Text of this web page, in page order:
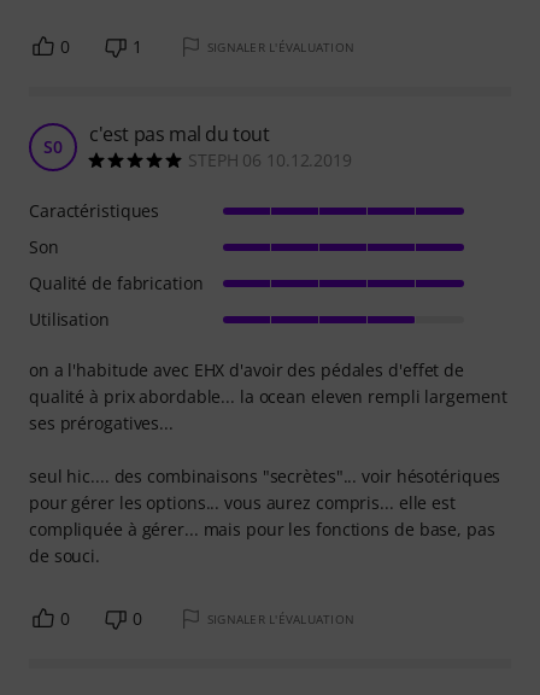
0 1 SIGNALER L'ÉVALUATION
S0 c'est pas mal du tout
STEPH 06 10.12.2019
on a l'habitude avec EHX d'avoir des pédales d'effet de
qualité à prix abordable... la ocean eleven rempli largement
ses prérogatives...
seul hic.... des combinaisons "secrètes"... voir hésotériques
pour gérer les options... vous aurez compris... elle est
compliquée à gérer... mais pour les fonctions de base, pas
de souci.
Caractéristiques
Son
Qualité de fabrication
Utilisation
0 0 SIGNALER L'ÉVALUATION